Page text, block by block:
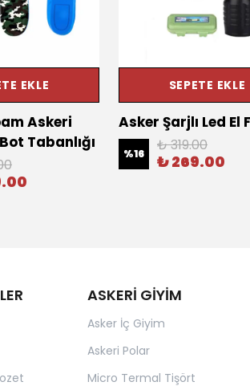
EKLE
Askeri
Tabanlığı
SEPETE EKLE
Asker Şarjlı Led El
%16 ₺ 319.00
₺ 269.00
ASKERİ GİYİM
Asker İç Giyim
Askeri Polar
Micro Termal Tişört